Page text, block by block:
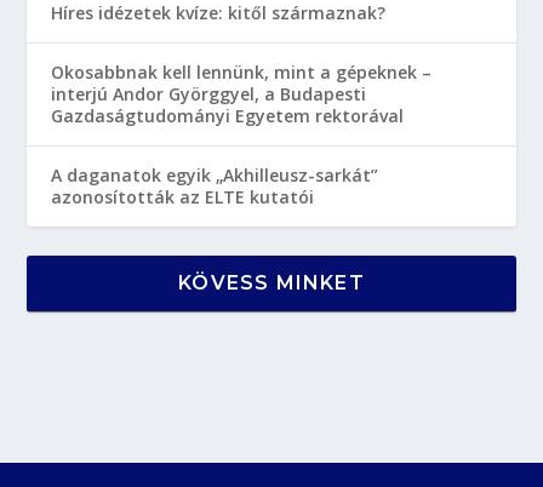
Híres idézetek kvíze: kitől származnak?
Okosabbnak kell lennünk, mint a gépeknek –
interjú Andor Györggyel, a Budapesti
Gazdaságtudományi Egyetem rektorával
A daganatok egyik „Akhilleusz-sarkát”
azonosították az ELTE kutatói
KÖVESS MINKET